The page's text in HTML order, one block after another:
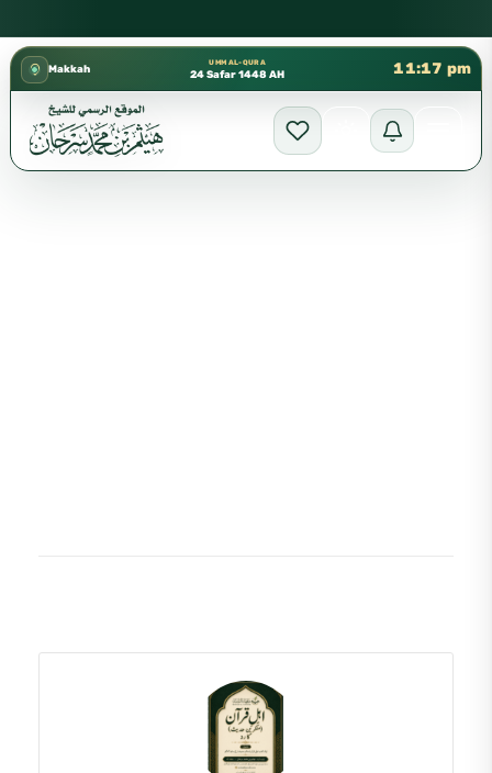
Makkah
UMM AL-QURA
24 Safar 1448 AH 11:17 pm